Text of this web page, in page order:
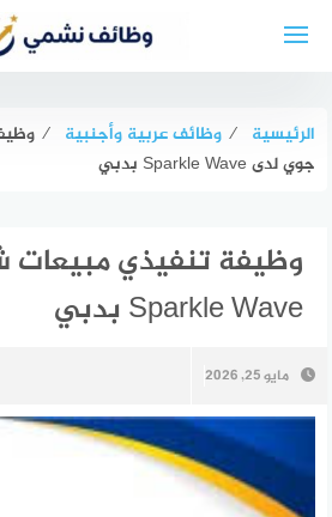
الرئيسية ⁄ وظائف عربية وأجنبية ⁄
جوي لدى Sparkle Wave بدبي
وظيفة تنفيذي
Sparkle Wave بدبي
مايو 25, 2026